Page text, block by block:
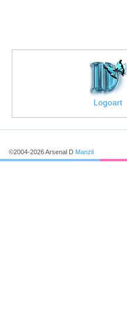
Logoart
©2004-2026 Arsenal D Manzil